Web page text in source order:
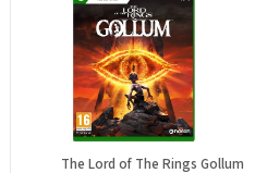
The Lord of The Rings Gollum